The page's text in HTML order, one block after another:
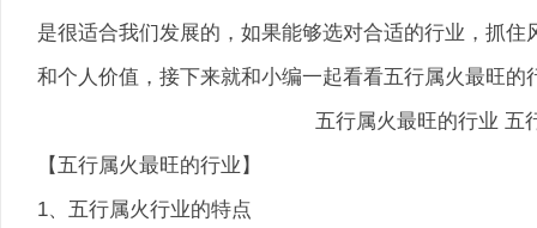
是很适合我们发展的，如果能够选对合适的行业，抓
和个人价值，接下来就和小编一起看看五行属火最旺的
五行属火最旺的行业 五
【五行属火最旺的行业】
1、五行属火行业的特点